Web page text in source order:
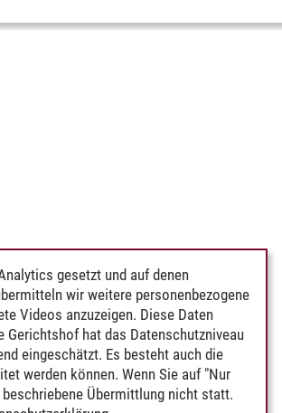
gesetzt und auf denen
wir weitere personenbezogene
Videos anzuzeigen. Diese Daten
Gerichtshof hat das Datenschutzniveau
eingeschätzt. Es besteht auch die
werden können. Wenn Sie auf "Nur
Übermittlung nicht statt.